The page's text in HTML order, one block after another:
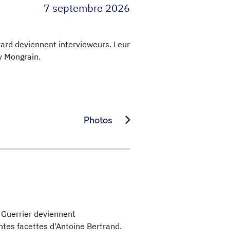
7 septembre 2026
deviennent intervieweurs. Leur
Mongrain.
Photos
deviennent
facettes d'Antoine Bertrand.